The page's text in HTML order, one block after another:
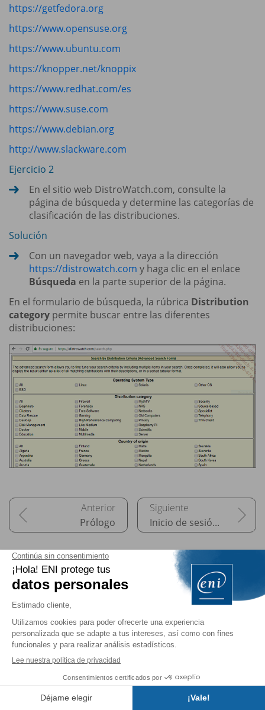
https://getfedora.org
https://www.opensuse.org
https://www.ubuntu.com
https://knopper.net/knoppix
https://www.redhat.com/es
https://www.suse.com
https://www.debian.org
http://www.slackware.com
Ejercicio 2
En el sitio web DistroWatch.com, consulte la
página de búsqueda y determine las categorías de
clasificación de las distribuciones.
Solución
Con un navegador web, vaya a la dirección
https://distrowatch.com y haga clic en el enlace
Búsqueda en la parte superior de la página.
En el formulario de búsqueda, la rúbrica Distribution
category permite buscar entre las diferentes
distribuciones:
Prólogo Inicio de sesión y primeros comandos
un libro impreso
48 horas
acceda gratis a todos los libros online y
vídeos
Envío gratis
a partir de 25 € de compra